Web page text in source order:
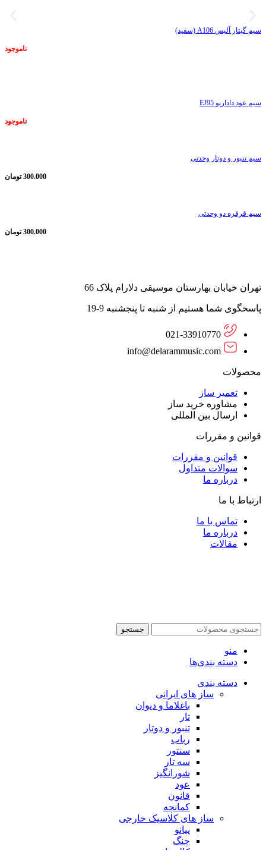
سیم گیتار آلیس A106 (سفید)
ناموجود
سیم عود داداریو EJ95
ناموجود
سیم تنبور و دوتار وحدتی
300.000 تومان
سیم قرقره دو وحدتی
300.000 تومان
تهران خیابان بهارستان موسیقی دلارام پلاک 66
پاسخگوی شما هستیم از شنبه تا پنجشنبه 9-19
021-33910770
info@delarammusic.com
محصولات
تعمیر ساز
مشاوره خرید ساز
ارسال بین المللی
قوانین و مقررات
قوانین و مقررات
سوالات متداول
درباره ما
ارتباط با ما
تماس با ما
درباره ما
مقالات
جستجو
منو
دسته بندی‌ها
دسته بندی
ساز های ایرانی
باغلاما و دیوان
تار
تنبور و دوتار
رباب
سنتور
سه تار
شورانگیز
عود
قانون
کمانچه
ساز های کلاسیک خارجی
پیانو
چنگ